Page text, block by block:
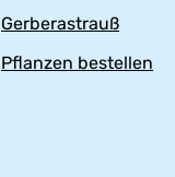
Gerberastrauß
Pflanzen bestellen